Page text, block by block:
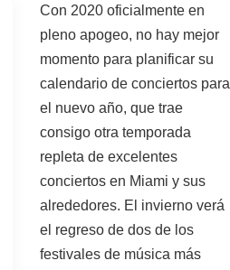
Con 2020 oficialmente en
pleno apogeo, no hay mejor
momento para planificar su
calendario de conciertos para
el nuevo año, que trae
consigo otra temporada
repleta de excelentes
conciertos en Miami y sus
alrededores. El invierno verá
el regreso de dos de los
festivales de música más